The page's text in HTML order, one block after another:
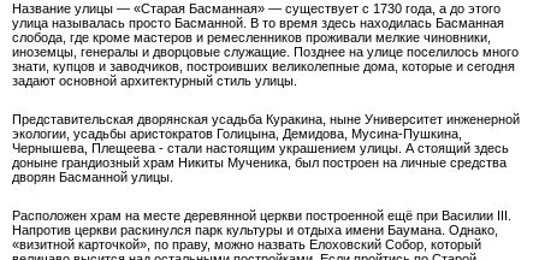
Название улицы — «Старая Басманная» — существует с 1730 года, а до этого
улица называлась просто Басманной. В то время здесь находилась Басманная
слобода, где кроме мастеров и ремесленников проживали мелкие чиновники,
иноземцы, генералы и дворцовые служащие. Позднее на улице поселилось много
знати, купцов и заводчиков, построивших великолепные дома, которые и сегодня
задают основной архитектурный стиль улицы.
Представительская дворянская усадьба Куракина, ныне Университет инженерной
экологии, усадьбы аристократов Голицына, Демидова, Мусина-Пушкина,
Чернышева, Плещеева - стали настоящим украшением улицы. А стоящий здесь
доныне грандиозный храм Никиты Мученика, был построен на личные средства
дворян Басманной улицы.
Расположен храм на месте деревянной церкви построенной ещё при Василии III.
Напротив церкви раскинулся парк культуры и отдыха имени Баумана. Однако,
«визитной карточкой», по праву, можно назвать Елоховский Собор, который